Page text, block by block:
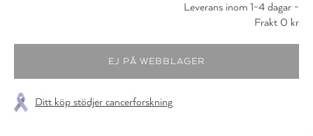
Leverans inom 1-4 dagar -
Frakt 0 kr
Ditt köp stödjer cancerforskning